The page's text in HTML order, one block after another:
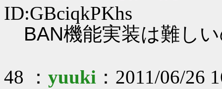
ID:GBciqkPKhs
BAN機能実装は難し
48 ： yuuki ：2011/06/26